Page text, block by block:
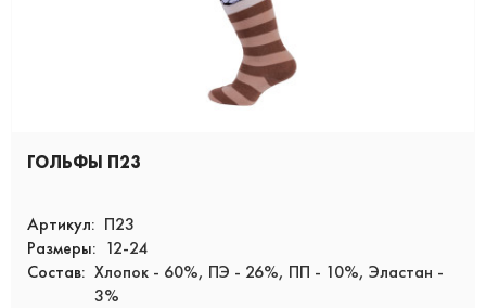
ГОЛЬФЫ П23
Артикул: П23
Размеры: 12-24
Состав: Хлопок - 60%, ПЭ - 26%, ПП - 10%, Эластан -
3%